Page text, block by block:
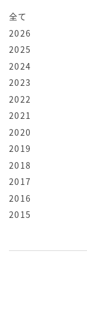
全て
2026
2025
2024
2023
2022
2021
2020
2019
2018
2017
2016
2015